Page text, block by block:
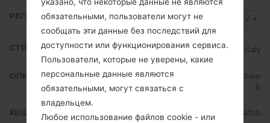
РЕГИОН ITV
СТРАНА Italy
ОПИСАНИЕ
TIM, Vodafone, WIND, H3G, Fastwe
b
ХЕШ e0ffb79a52d75946bcc2212a06a1afcb
обязательными, пользователи могут не
сообщать эти данные без последствий для
доступности или функционирования сервиса.
Пользователи, которые не уверены, какие
персональные данные являются
обязательными, могут связаться с
владельцем.
Любое использование файлов cookie - или